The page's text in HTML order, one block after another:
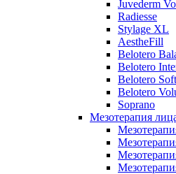
Juvederm
Radiesse
Stylage XL
AestheFill
Belotero
Belotero
Belotero Soft
Belotero
Soprano
Мезотерапия